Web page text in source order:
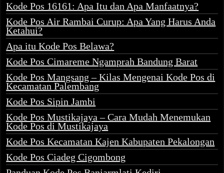
Kode Pos 16161: Apa Itu dan Apa Manfaatnya?
Kode Pos Air Rambai Curup: Apa Yang Harus Anda
Ketahui?
Apa itu Kode Pos Belawa?
Kode Pos Cimareme Ngamprah Bandung Barat
Kode Pos Mangsang – Kilas Mengenai Kode Pos di
Kecamatan Palembang
Kode Pos Sipin Jambi
Kode Pos Mustikajaya – Cara Mudah Menemukan
Kode Pos di Mustikajaya
Kode Pos Kecamatan Kajen Kabupaten Pekalongan
Kode Pos Ciadeg Cigombong